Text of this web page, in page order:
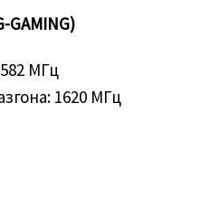
GAMING)
МГц
1620 МГц